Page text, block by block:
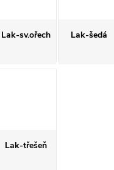
Lak-sv.ořech Lak-šedá
Lak-třešeň